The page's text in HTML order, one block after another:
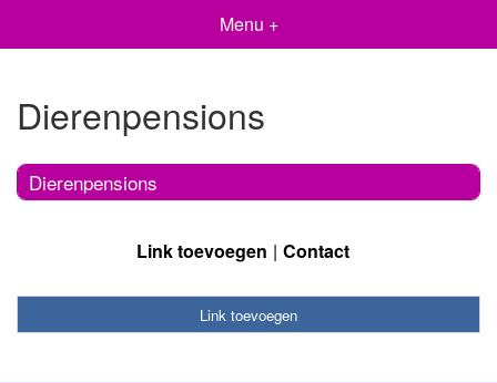
Menu +
Dierenpensions
Dierenpensions
Link toevoegen Contact
Link toevoegen